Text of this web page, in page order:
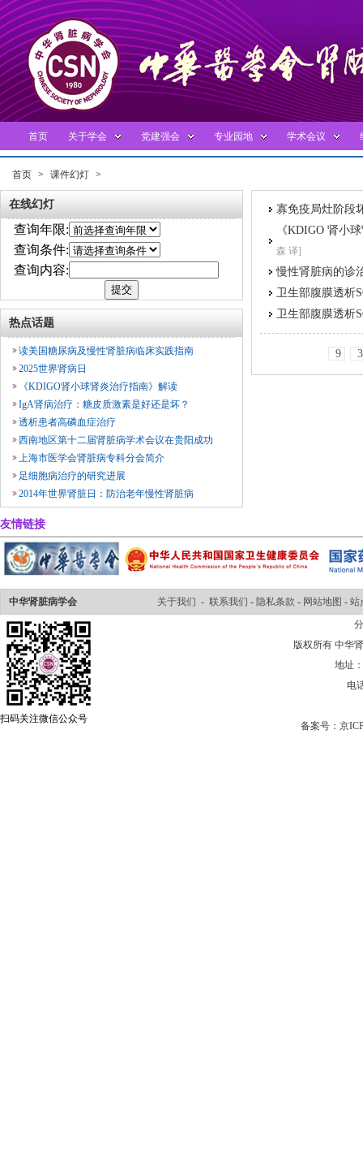
首页 关于学会 党建强会 专业园地 学术会议
首页 > 课件幻灯 >
在线幻灯
查询年限:
查询条件:
查询内容:
热点话题
读美国糖尿病及慢性肾脏病临床实践指南
2025世界肾病日
《KDIGO肾小球肾炎治疗指南》解读
IgA肾病治疗：糖皮质激素是好还是坏？
透析患者高磷血症治疗
西南地区第十二届肾脏病学术会议在贵阳成功
上海市医学会肾脏病专科分会简介
足细胞病治疗的研究进展
2014年世界肾脏日：防治老年慢性肾脏病
寡免疫局灶阶段
《KDIGO 肾小
森 译]
慢性肾脏病的诊
卫生部腹膜透析
卫生部腹膜透析
9 3
友情链接
中华肾脏病学会 关于我们 - 联系我们 - 隐私条款 - 网站地图 - 站
扫码关注微信公众号
版权所有 中华
地址
电
备案号： 京